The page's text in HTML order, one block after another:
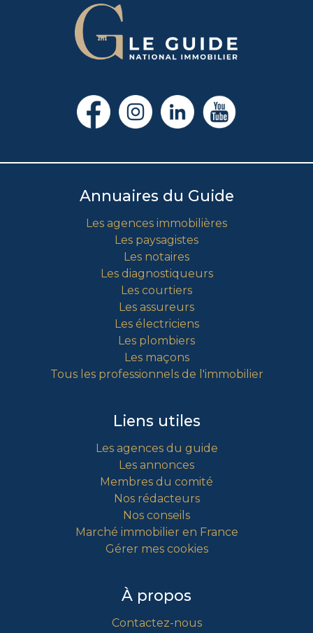
Annuaires du Guide
Les agences immobilières
Les paysagistes
Les notaires
Les diagnostiqueurs
Les courtiers
Les assureurs
Les électriciens
Les plombiers
Les maçons
Tous les professionnels de l'immobilier
Liens utiles
Les agences du guide
Les annonces
Membres du comité
Nos rédacteurs
Nos conseils
Marché immobilier en France
Gérer mes cookies
À propos
Contactez-nous